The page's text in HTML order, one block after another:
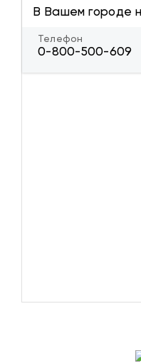
В Вашем городе
Телефон
0-800-500-609